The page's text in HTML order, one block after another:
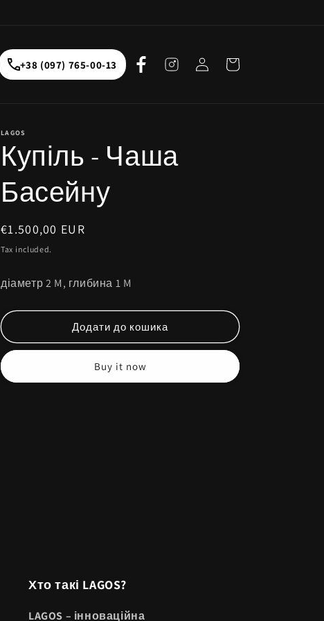
+38 (097) 765-00-13
Log
in
Кошик
LAGOS
Купіль - Чаша
Басейну
Regular
price
€1.500,00 EUR
Tax included.
діаметр 2 M, глибина 1 M
Додати до кошика
Buy it now
Хто такі LAGOS?
LAGOS – інноваційна